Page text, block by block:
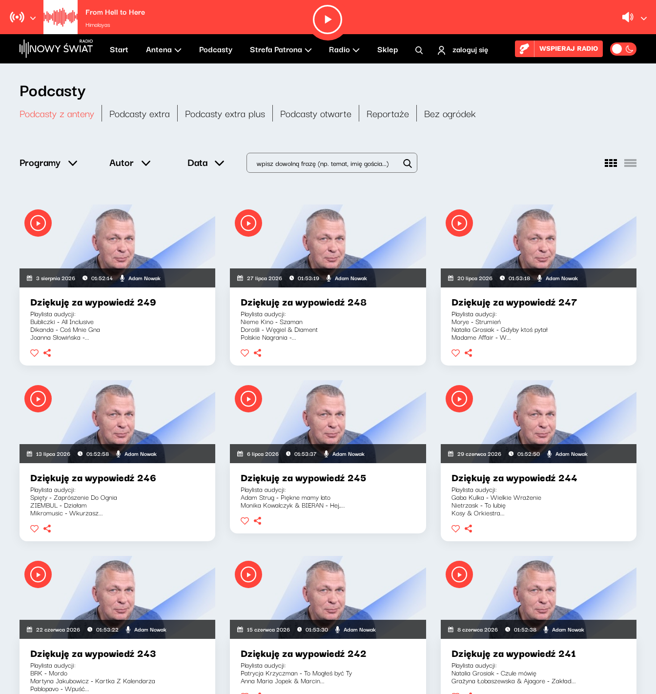
From Hell to Here
Himalayas
Start Antena Podcasty Strefa Patrona Radio Sklep zaloguj się WSPIERAJ RADIO
Podcasty
Podcasty z anteny Podcasty extra Podcasty extra plus Podcasty otwarte Reportaże Bez ogródek
Programy Autor Data
3 sierpnia 2026 01:52:14 Adam Nowak
Dziękuję za wypowiedź 249
Playlista audycji:
Bubliczki - All Inclusive
Dikanda - Coś Mnie Gna
Joanna Słowińska -...
27 lipca 2026 01:53:19 Adam Nowak
Dziękuję za wypowiedź 248
Playlista audycji:
Nieme Kino - Szaman
Dorośli - Węgiel & Diament
Polskie Nagrania -...
20 lipca 2026 01:53:18 Adam Nowak
Dziękuję za wypowiedź 247
Playlista audycji:
Morye - Strumień
Natalia Grosiak - Gdyby ktoś pytał
Madame Affair - W...
13 lipca 2026 01:52:58 Adam Nowak
Dziękuję za wypowiedź 246
Playlista audycji:
Spięty - Zaprószenie Do Ognia
ZIEMBUL - Działam
Mikromusic - Wkurzasz...
6 lipca 2026 01:53:37 Adam Nowak
Dziękuję za wypowiedź 245
Playlista audycji:
Adam Strug - Piękne mamy lato
Monika Kowalczyk & BIERAN - Hej,...
29 czerwca 2026 01:52:50 Adam Nowak
Dziękuję za wypowiedź 244
Playlista audycji:
Gaba Kulka - Wielkie Wrażenie
Nietrzask - To lubię
Kosy & Orkiestra...
22 czerwca 2026 01:53:22 Adam Nowak
Dziękuję za wypowiedź 243
Playlista audycji:
BRK - Mordo
Martyna Jakubowicz - Kartka Z Kalendarza
Pablopavo - Wpuść...
15 czerwca 2026 01:53:30 Adam Nowak
Dziękuję za wypowiedź 242
Playlista audycji:
Patrycja Krzyczman - To Mogłeś być Ty
Anna Maria Jopek & Marcin...
8 czerwca 2026 01:52:38 Adam Nowak
Dziękuję za wypowiedź 241
Playlista audycji:
Natalia Grosiak - Czule mówię
Grażyna Łobaszewska & Ajagore - Zakład...